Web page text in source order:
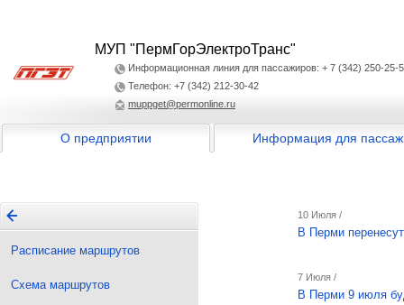
МУП "ПермГорЭлектроТранс"
Информационная линия для пассажиров: + 7 (342) 250-25-
Телефон: +7 (342) 212-30-42
muppget@permonline.ru
О предприятии Информация для
Расписание маршрутов
Схема маршрутов
10 Июля /
В Перми
7 Июля /
В Перми 9 июля